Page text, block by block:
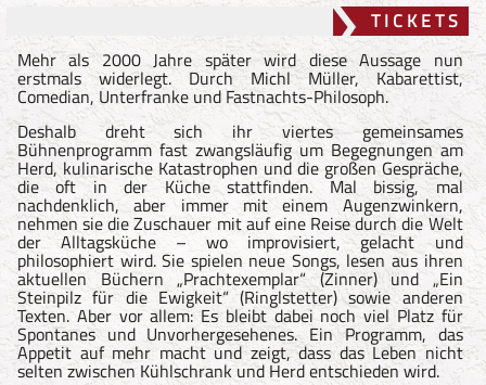
T I C K E T S
Mehr als 2000 Jahre später wird diese Aussage nun
erstmals widerlegt. Durch Michl Müller, Kabarettist,
Comedian, Unterfranke und Fastnachts-Philosoph.
Deshalb dreht sich ihr viertes gemeinsames
Bühnenprogramm fast zwangsläufig um Begegnungen am
Herd, kulinarische Katastrophen und die großen Gespräche,
die oft in der Küche stattfinden. Mal bissig, mal
nachdenklich, aber immer mit einem Augenzwinkern,
nehmen sie die Zuschauer mit auf eine Reise durch die Welt
der Alltagsküche – wo improvisiert, gelacht und
philosophiert wird. Sie spielen neue Songs, lesen aus ihren
aktuellen Büchern „Prachtexemplar“ (Zinner) und „Ein
Steinpilz für die Ewigkeit“ (Ringlstetter) sowie anderen
Texten. Aber vor allem: Es bleibt dabei noch viel Platz für
Spontanes und Unvorhergesehenes. Ein Programm, das
Appetit auf mehr macht und zeigt, dass das Leben nicht
selten zwischen Kühlschrank und Herd entschieden wird.